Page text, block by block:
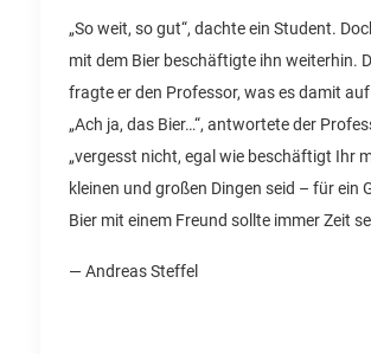
„So weit, so gut“, dachte ein Student.
mit dem Bier beschäftigte ihn weiterhin.
fragte er den Professor, was es damit
„Ach ja, das Bier…“, antwortete der
„vergesst nicht, egal wie beschäftigt Ihr
kleinen und großen Dingen seid – für ein
Bier mit einem Freund sollte immer Zeit
— Andreas Steffel